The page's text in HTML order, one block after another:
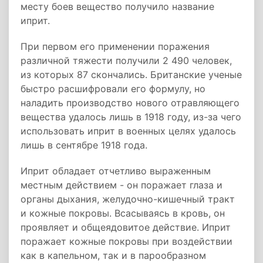
месту боев вещество получило название
иприт.
При первом его применении поражения
различной тяжести получили 2 490 человек,
из которых 87 скончались. Британские ученые
быстро расшифровали его формулу, но
наладить производство нового отравляющего
вещества удалось лишь в 1918 году, из-за чего
использовать иприт в военных целях удалось
лишь в сентябре 1918 года.
Иприт обладает отчетливо выраженным
местным действием - он поражает глаза и
органы дыхания, желудочно-кишечный тракт
и кожные покровы. Всасываясь в кровь, он
проявляет и общеядовитое действие. Иприт
поражает кожные покровы при воздействии
как в капельном, так и в парообразном